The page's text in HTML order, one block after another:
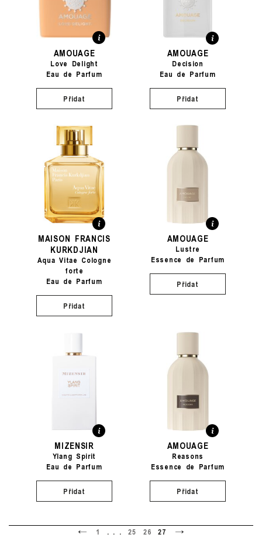
AMOUAGE
Love Delight
Eau de Parfum
Přidat
AMOUAGE
Decision
Eau de Parfum
Přidat
MAISON FRANCIS
KURKDJIAN
Aqua Vitae Cologne
forte
Eau de Parfum
Přidat
AMOUAGE
Lustre
Essence de Parfum
Přidat
MIZENSIR
Ylang Spirit
Eau de Parfum
Přidat
AMOUAGE
Reasons
Essence de Parfum
Přidat
< 1 . . . 25 26 27 >